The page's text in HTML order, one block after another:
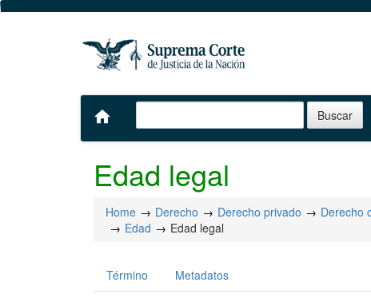
home
Edad legal
Home Derecho Derecho privado Derecho
Edad
Edad legal
Término Metadatos